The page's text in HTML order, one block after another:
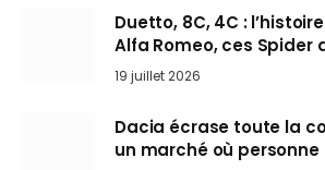
Duetto, 8C, 4C :
Alfa Romeo, ces Spider
l’art de rouler cheveux
19 juillet 2026
Dacia écrase toute la
un marché où